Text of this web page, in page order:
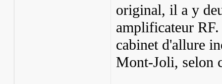
original, il a y
amplificateur
cabinet d'allure
Mont-Joli, selon